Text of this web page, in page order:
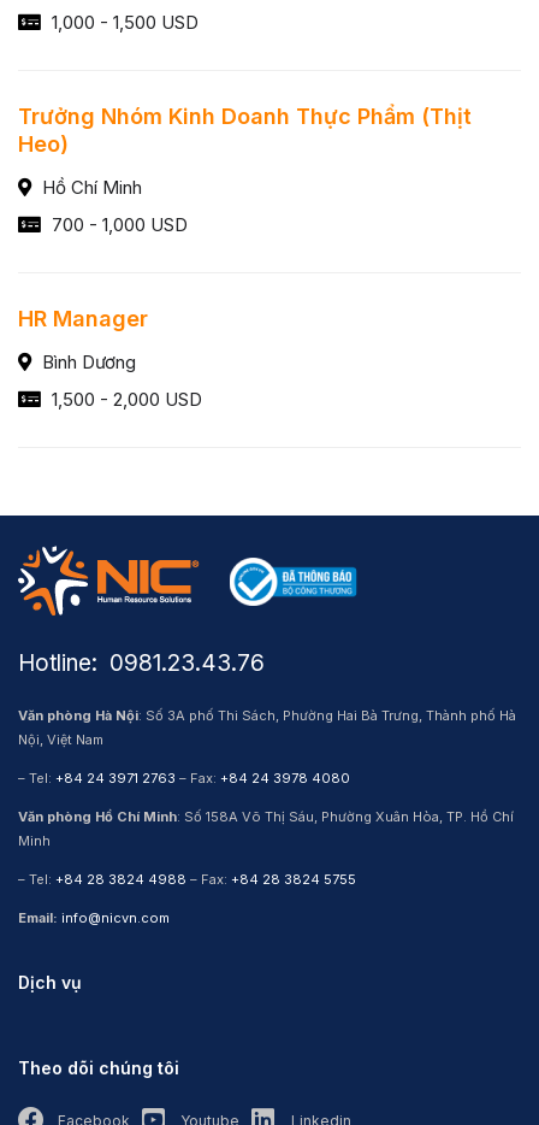
1,000 - 1,500 USD
Trưởng Nhóm Kinh Doanh Thực Phẩm (Thịt
Heo)
Hồ Chí Minh
700 - 1,000 USD
HR Manager
Bình Dương
1,500 - 2,000 USD
Hotline: ​ 0981.23.43.76
Văn phòng Hà Nội: Số 3A phố Thi Sách, Phường Hai Bà Trưng, Thành phố Hà
Nội, Việt Nam
– Tel: +84 24 3971 2763 – Fax: +84 24 3978 4080
Văn phòng Hồ Chí Minh: Số 158A Võ Thị Sáu, Phường Xuân Hòa, TP. Hồ Chí
Minh
– Tel: +84 28 3824 4988 – Fax: +84 28 3824 5755
Email: info@nicvn.com
Dịch vụ
Theo dõi chúng tôi
Facebook Youtube Linkedin